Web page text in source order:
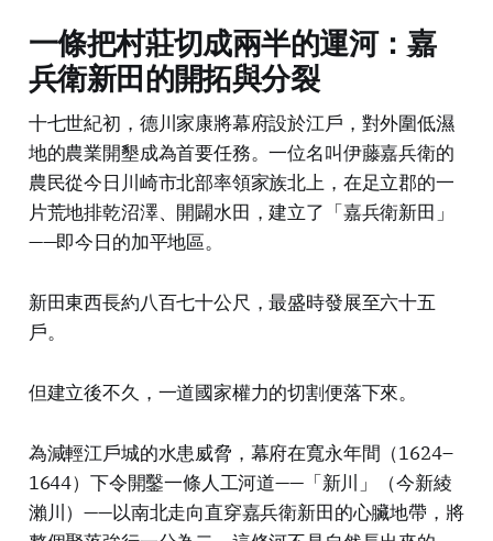
一條把村莊切成兩半的運河：嘉
兵衛新田的開拓與分裂
十七世紀初，德川家康將幕府設於江戶，對外圍低濕
地的農業開墾成為首要任務。一位名叫伊藤嘉兵衛的
農民從今日川崎市北部率領家族北上，在足立郡的一
片荒地排乾沼澤、開闢水田，建立了「嘉兵衛新田」
——即今日的加平地區。
新田東西長約八百七十公尺，最盛時發展至六十五
戶。
但建立後不久，一道國家權力的切割便落下來。
為減輕江戶城的水患威脅，幕府在寬永年間（1624–
1644）下令開鑿一條人工河道——「新川」（今新綾
瀨川）——以南北走向直穿嘉兵衛新田的心臟地帶，將